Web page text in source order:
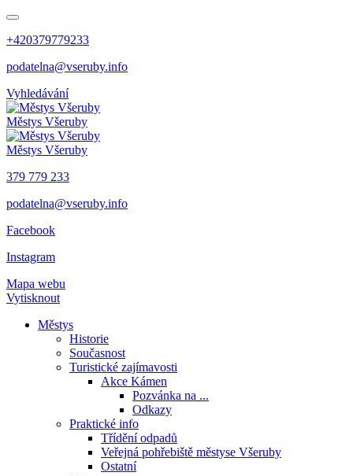
+420379779233
podatelna@vseruby.info
Vyhledávání
Městys Všeruby
Městys Všeruby
379 779 233
podatelna@vseruby.info
Facebook
Instagram
Mapa webu
Vytisknout
Městys
Historie
Současnost
Turistické zajímavosti
Akce Kámen
Pozvánka na ...
Odkazy
Praktické info
Třídění odpadů
Veřejná pohřebiště městyse Všeruby
Ostatní